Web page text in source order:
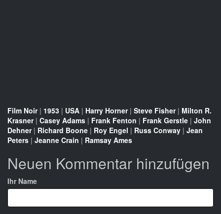
Film Noir| 1953 | USA | Harry Horner| Steve Fisher| Milton R.
Krasner| Casey Adams | Frank Fenton | Frank Gerstle | John
Dehner| Richard Boone | Roy Engel | Russ Conway | Jean
Peters | Jeanne Crain | Ramsay Ames
Neuen Kommentar hinzufügen
Ihr Name